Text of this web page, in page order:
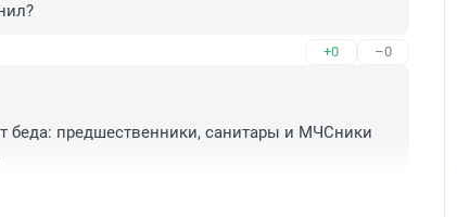
+0 –0
беда: предшественники, санитары и МЧСники